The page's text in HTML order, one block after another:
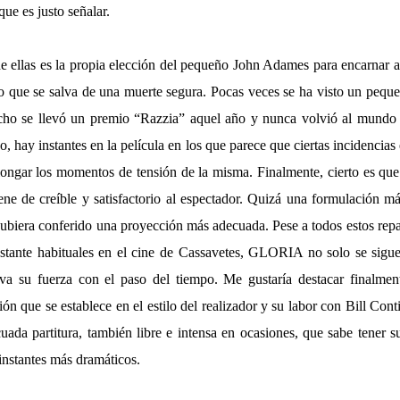
es justo señalar.
ellas es la propia elección del pequeño John Adames para encarnar
que se salva de una muerte segura. Pocas veces se ha visto un
se llevó un premio “Razzia” aquel año y nunca volvió al
hay instantes en la película en los que parece que ciertas incidencias
los momentos de tensión de la misma. Finalmente, cierto es
de creíble y satisfactorio al espectador. Quizá una formulación
conferido una proyección más adecuada. Pese a todos estos
habituales en el cine de Cassavetes, GLORIA no solo se
su fuerza con el paso del tiempo. Me gustaría destacar
que se establece en el estilo del realizador y su labor con Bill
partitura, también libre e intensa en ocasiones, que sabe tener
más dramáticos.